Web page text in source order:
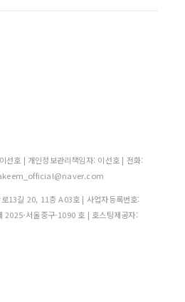
호 | 개인정보관리책임자: 이선호 | 전화:
13길 20, 11층 A03호 | 사업자등록번호:
2025-서울중구-1090 호 | 호스팅제공자: